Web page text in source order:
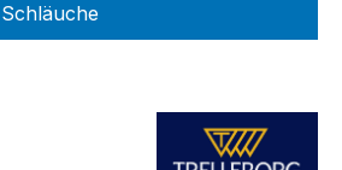
Schläuche